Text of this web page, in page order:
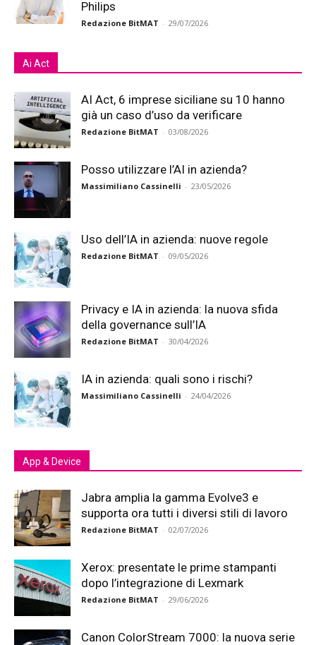
Philips
Redazione BitMAT - 29/07/2026
Ai Act
AI Act, 6 imprese siciliane su 10 hanno
già un caso d’uso da verificare
Redazione BitMAT - 03/08/2026
Posso utilizzare l’AI in azienda?
Massimiliano Cassinelli - 23/05/2026
Uso dell’IA in azienda: nuove regole
Redazione BitMAT - 09/05/2026
Privacy e IA in azienda: la nuova sfida
della governance sull’IA
Redazione BitMAT - 30/04/2026
IA in azienda: quali sono i rischi?
Massimiliano Cassinelli - 24/04/2026
App & Device
Jabra amplia la gamma Evolve3 e
supporta ora tutti i diversi stili di lavoro
Redazione BitMAT - 02/07/2026
Xerox: presentate le prime stampanti
dopo l’integrazione di Lexmark
Redazione BitMAT - 29/06/2026
Canon ColorStream 7000: la nuova serie